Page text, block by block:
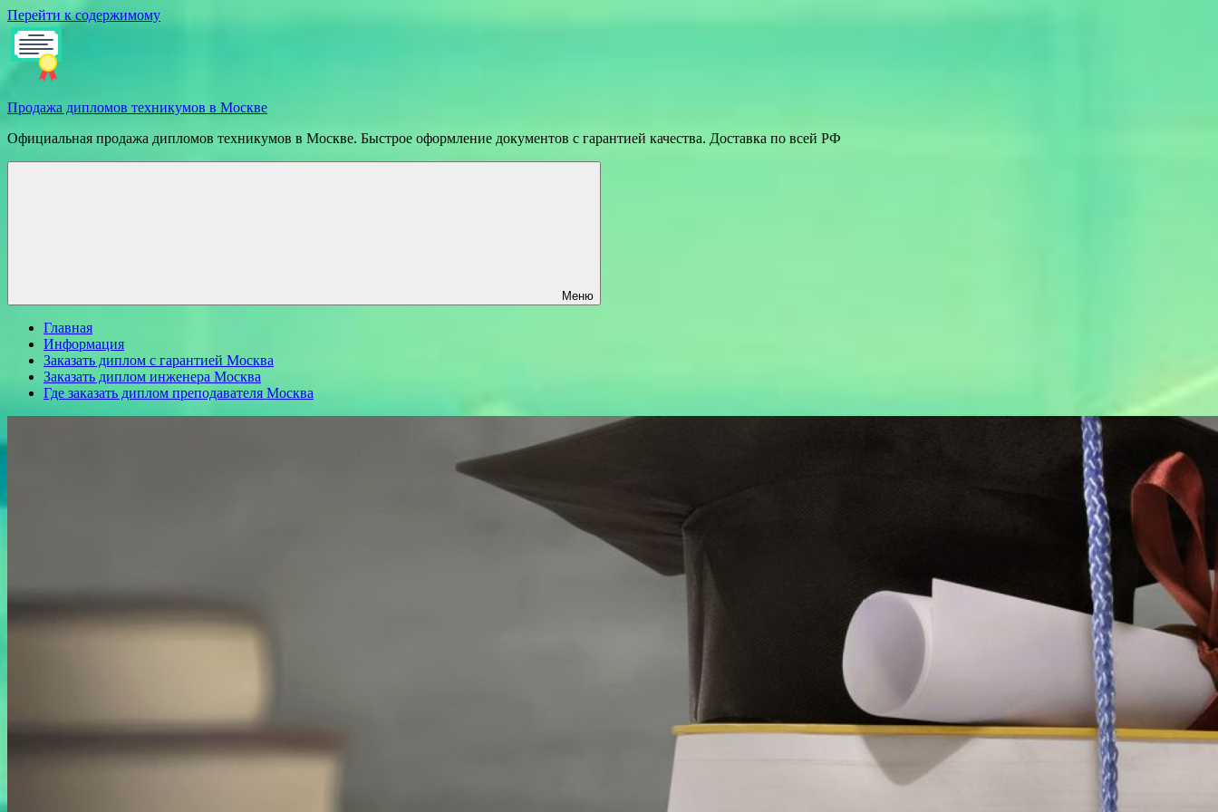
Перейти к содержимому
Продажа дипломов техникумов в Москве
Официальная продажа дипломов техникумов в Москве. Быстрое оформление документов с гарантией качества. Доставка по всей РФ
Меню
Главная
Информация
Заказать диплом с гарантией Москва
Заказать диплом инженера Москва
Где заказать диплом преподавателя Москва